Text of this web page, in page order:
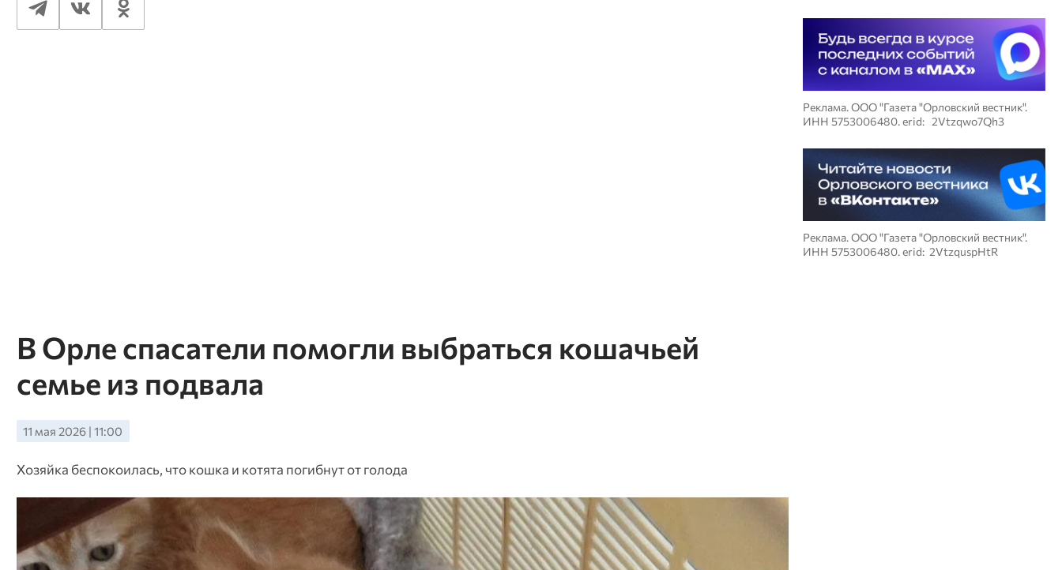
Реклама. ООО "Газета "Орловский вестник".
ИНН 5753006480. erid: 2Vtzqwo7Qh3
Реклама. ООО "Газета "Орловский вестник".
ИНН 5753006480. erid: 2VtzquspHtR
В Орле спасатели помогли выбраться кошачьей
семье из подвала
11 мая 2026 | 11:00
Хозяйка беспокоилась, что кошка и котята погибнут от голода